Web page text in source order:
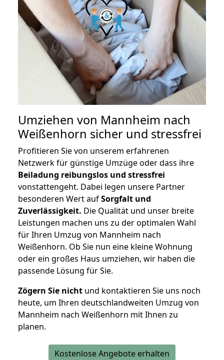
Umziehen von Mannheim nach
Weißenhorn sicher und stressfrei
Profitieren Sie von unserem erfahrenen
Netzwerk für günstige Umzüge oder dass ihre
Beiladung reibungslos und stressfrei
vonstattengeht. Dabei legen unsere Partner
besonderen Wert aufSorgfalt und
Zuverlässigkeit. Die Qualität und unser breite
Leistungen machen uns zu der optimalen Wahl
für Ihren Umzug von Mannheim nach
Weißenhorn. Ob Sie nun eine kleine Wohnung
oder ein großes Haus umziehen, wir haben die
passende Lösung für Sie.
Zögern Sie nicht und kontaktieren Sie uns noch
heute, um Ihren deutschlandweiten Umzug von
Mannheim nach Weißenhorn mit Ihnen zu
planen.
Kostenlose Angebote erhalten